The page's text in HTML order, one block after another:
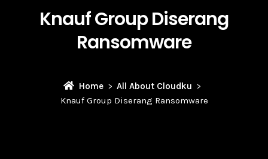
Knauf Group Diserang
Ransomware
Home
All About Cloudku
Knauf Group Diserang Ransomware